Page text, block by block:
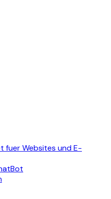
fuer Websites und E-